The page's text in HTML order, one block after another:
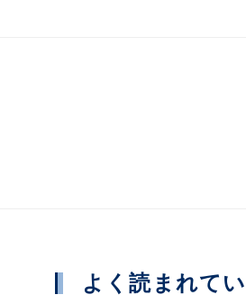
よく読まれて